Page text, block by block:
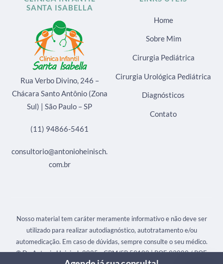
SANTA ISABELLA
Rua Verbo Divino, 246 –
Chácara Santo Antônio (Zona
Sul) | São Paulo – SP
(11) 94866-5461
consultorio@antonioheinisch.
com.br
Home
Sobre Mim
Cirurgia Pediátrica
Cirurgia Urológica Pediátrica
Diagnósticos
Contato
Nosso material tem caráter meramente informativo e não deve ser
utilizado para realizar autodiagnóstico, autotratamento e/ou
automedicação. Em caso de dúvidas, sempre consulte o seu médico.
© Dr. Antonio Heinisch 2025 - CRM/SP 59102 | RQE 93089 / RQE